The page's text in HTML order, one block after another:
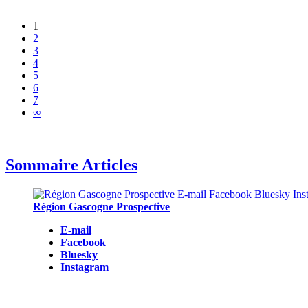
1
2
3
4
5
6
7
∞
Sommaire Articles
Région Gascogne Prospective
E-mail
Facebook
Bluesky
Instagram